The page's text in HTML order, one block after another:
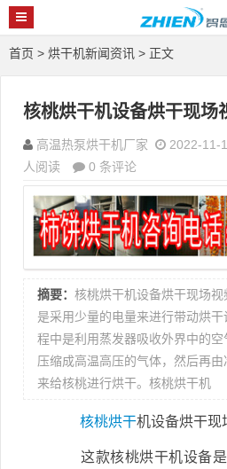
首页 > 烘干机新闻资讯 > 正文
核桃烘干机设备烘干现场
高温热泵烘干机厂家 2022-11-
人阅读
0 条评论
摘要： 核桃烘干机设备烘干现场
是采用少量的电量来进行带动烘
程中是利用蒸发器吸收外界中的
压缩成高温高压的气体，然后再
来给核桃进行烘干。核桃烘干机
核桃烘干机设备烘干现
这款核桃烘干机设备是